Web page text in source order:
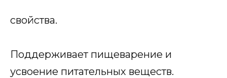
свойства.
Поддерживает пищеварение и
усвоение питательных веществ.